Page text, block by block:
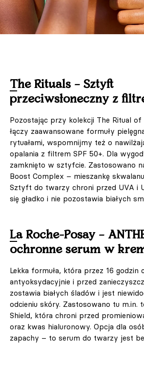
The Rituals – Sztyft
przeciwsłoneczny z
Pozostając przy kolekcji The Ritual of
łączy zaawansowane formuły
rytuałami, wspomnijmy też o
opalania z filtrem SPF 50+. Dla
zamknięto w sztyfcie. Zastosowano
Boost Complex – mieszankę
Sztyft do twarzy chroni przed UVA i
się gładko i nie pozostawia białych
La Roche-Posay –
ochronne serum w
Lekka formuła, która przez 16 godzin
antyoksydacyjnie i przed
zostawia białych śladów i jest
odcieniu skóry. Zastosowano tu m.in.
Shield, która chroni przed
oraz kwas hialuronowy. Opcja dla
zapachy – to serum do twarzy jest